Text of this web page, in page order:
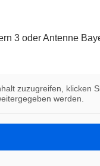
3 oder Antenne
zuzugreifen, klicken
werden.